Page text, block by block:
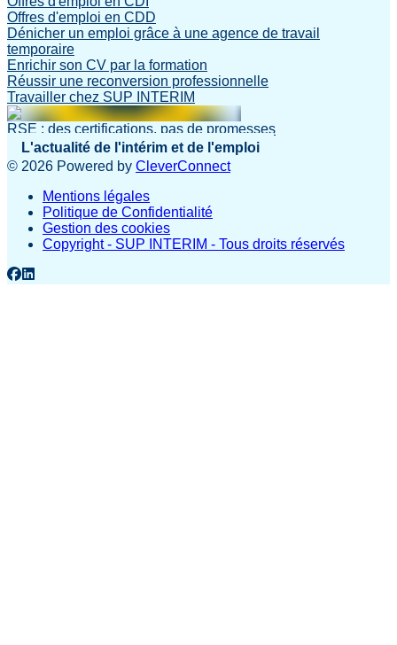
Offres d'emploi en CDD
Dénicher un emploi grâce à une agence de travail
temporaire
Enrichir son CV par la formation
Réussir une reconversion professionnelle
Travailler chez SUP INTERIM
RSE : des certifications, pas de promesses
L'actualité de l'intérim et de l'emploi
© 2026 Powered by CleverConnect
Mentions légales
Politique de Confidentialité
Gestion des cookies
Copyright - SUP INTERIM - Tous droits réservés